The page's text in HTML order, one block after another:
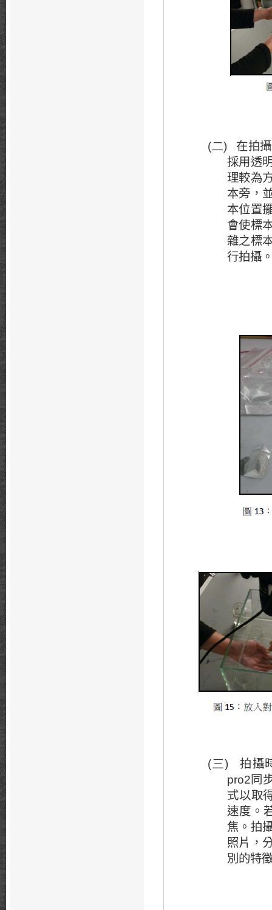
(二)
在拍
採用透
理較為
本旁，
本位置
會使標
雜之標
行拍攝
(三)拍攝
pro2同
式以取
速度。
焦。拍
照片，
別的特